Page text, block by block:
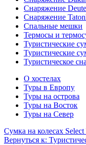
Снаряжение
Снаряжение
Спальные мешки
Термосы и
Туристические
Туристические
Туристическое
О хостелах
Туры в Европу
Туры на острова
Туры на Восток
Туры на Север
Сумка на колесах
Вернуться к: